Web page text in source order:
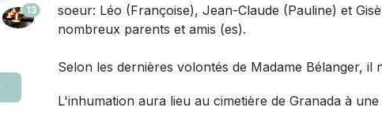
13
soeur: Léo (Françoise), Jean-Claude (Pauline) et
nombreux parents et amis (es).
Selon les dernières volontés de Madame Bélanger,
L'inhumation aura lieu au cimetière de Granada à